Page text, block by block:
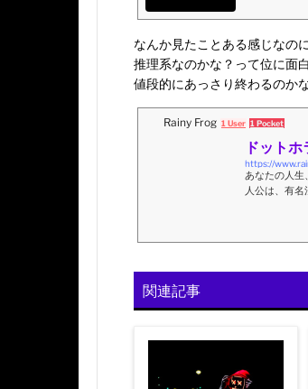
ニーフロッグ
なんか見たことある感じなの
推理系なのかな？って位に面
値段的にあっさり終わるのか
Rainy Frog 1 User 1 Pocket
ドット
https://
あなたの人生
人公は、有
関連記事